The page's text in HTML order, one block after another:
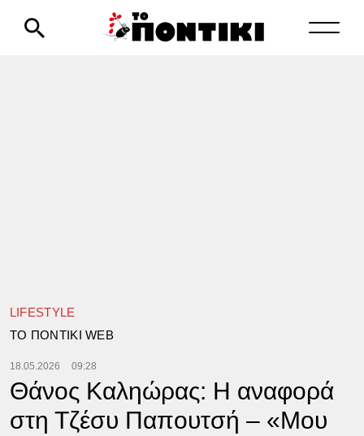
LIFESTYLE
TΟ ΠΟΝΤΙΚΙ WEB
18.05.2026 09:28
Θάνος Καληώρας: Η αναφορά
στη Τζέσυ Παπουτσή – «Μου